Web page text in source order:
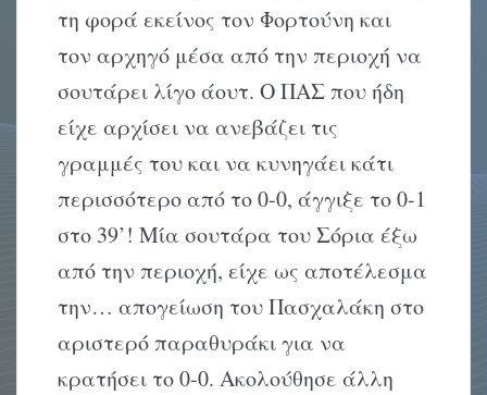
τη φορά εκείνος τον Φορτούνη και
τον αρχηγό μέσα από την περιοχή να
σουτάρει λίγο άουτ. Ο ΠΑΣ που ήδη
είχε αρχίσει να ανεβάζει τις
γραμμές του και να κυνηγάει κάτι
περισσότερο από το 0-0, άγγιξε το 0-1
στο 39’! Μία σουτάρα του Σόρια έξω
από την περιοχή, είχε ως αποτέλεσμα
την… απογείωση του Πασχαλάκη στο
αριστερό παραθυράκι για να
κρατήσει το 0-0. Ακολούθησε άλλη